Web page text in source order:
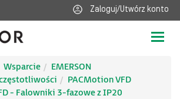
Zaloguj/Utwórz konto
Wsparcie
EMERSON
PACMotion VFD
- Falowniki 3-fazowe z IP20